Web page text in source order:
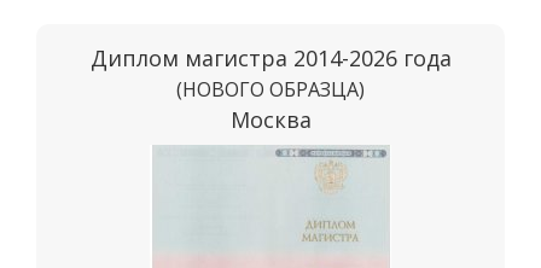
Диплом магистра 2014-2026 года
(НОВОГО ОБРАЗЦА)
Москва